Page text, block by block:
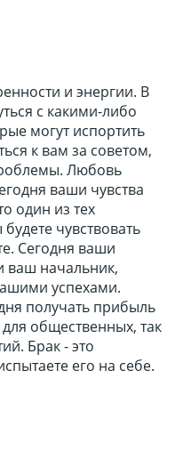
и энергии. В
с какими-либо
могут испортить
к вам за советом,
Любовь
ваши чувства
один из тех
чувствовать
Сегодня ваши
ваш начальник,
успехами.
получать прибыль
общественных, так
Брак - это
его на себе.